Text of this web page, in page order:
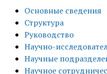
Основные сведения
Структура
Руководство
Научно-
Научные
Научное